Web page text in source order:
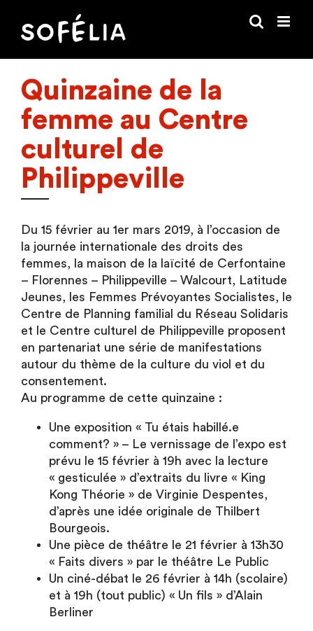
contenu
Quinzaine de la
femme au Centre
culturel de
Philippeville
Du 15 février au 1er mars 2019, à l’occasion de
la journée internationale des droits des
femmes, la maison de la laïcité de Cerfontaine
– Florennes – Philippeville – Walcourt, Latitude
Jeunes, les Femmes Prévoyantes Socialistes, le
Centre de Planning familial du Réseau Solidaris
et le Centre culturel de Philippeville proposent
en partenariat une série de manifestations
autour du thème de la culture du viol et du
consentement.
Au programme de cette quinzaine :
Une exposition « Tu étais habillé.e
comment? » – Le vernissage de l’expo est
prévu le 15 février à 19h avec la lecture
« gesticulée » d’extraits du livre « King
Kong Théorie » de Virginie Despentes,
d’après une idée originale de Thilbert
Bourgeois.
Une pièce de théâtre le 21 février à 13h30
« Faits divers » par le théâtre Le Public
Un ciné-débat le 26 février à 14h (scolaire)
et à 19h (tout public) « Un fils » d’Alain
Berliner